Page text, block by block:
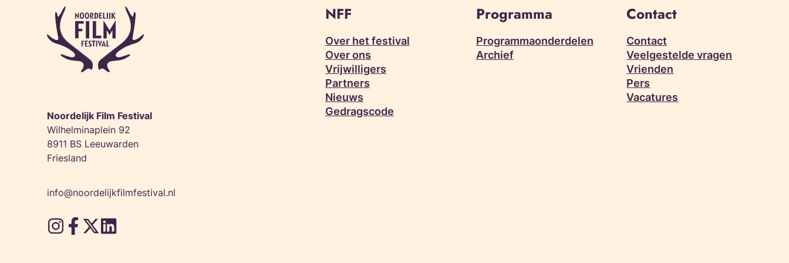
Noordelijk Film Festival
Wilhelminaplein 92
8911 BS Leeuwarden
Friesland
info@noordelijkfilmfestival.nl
NFF
Over het festival
Over ons
Vrijwilligers
Partners
Nieuws
Gedragscode
Programma
Programmaonderdelen
Archief
Contact
Contact
Veelgestelde vragen
Vrienden
Pers
Vacatures